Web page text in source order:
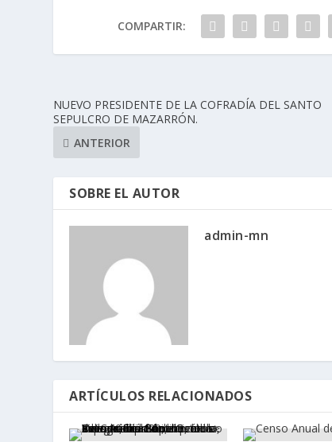
COMPARTIR:
NUEVO PRESIDENTE DE LA COFRADÍA DEL SANTO
SEPULCRO DE MAZARRÓN.
ANTERIOR
SOBRE EL AUTOR
admin-mn
ARTÍCULOS RELACIONADOS